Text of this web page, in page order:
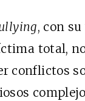
, con
total,
conflictos